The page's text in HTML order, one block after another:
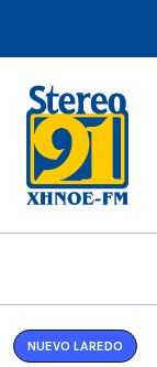
NUEVO LAREDO